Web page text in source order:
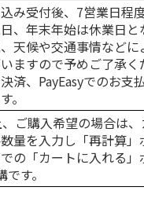
み受付後、7営業日程
、年末年始は休業日と
天候や交通事情などに
ますので予めご了承く
済、PayEasyでのお支
。
ご購入希望の場合は
量を入力し「再計算
の「カートに入れる
す。